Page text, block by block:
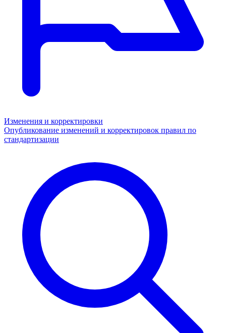
Изменения и корректировки
Опубликование изменений и корректировок правил по
стандартизации